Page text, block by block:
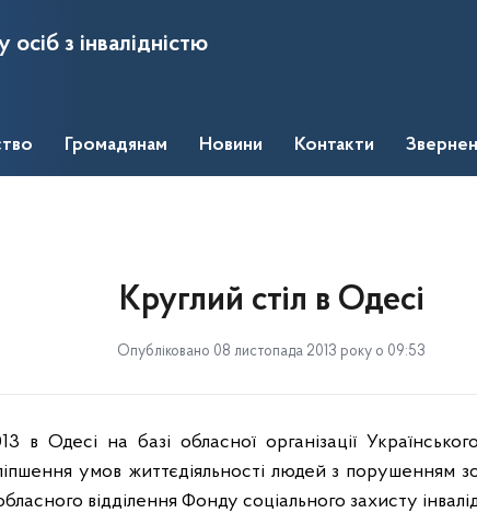
з інвалідністю
Громадянам Новини Контакти
Круглий стіл в Одесі
Опубліковано 08 листопада 2013 року о 09:53
в Одесі на базі обласної організації
умов життєдіяльності людей з порушенням
відділення Фонду соціального захисту